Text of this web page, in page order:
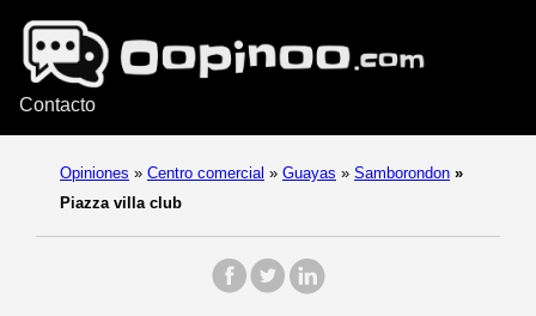
Contacto
Opiniones » Centro comercial » Guayas » Samborondon »
Piazza villa club